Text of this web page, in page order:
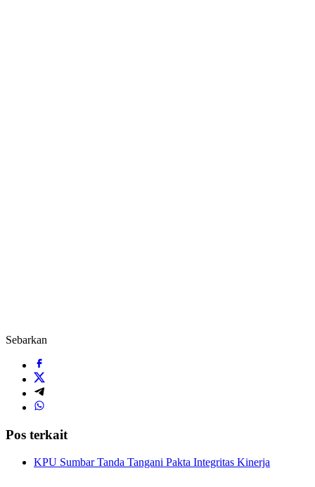
Sebarkan
Pos terkait
KPU Sumbar Tanda Tangani Pakta Integritas Kinerja